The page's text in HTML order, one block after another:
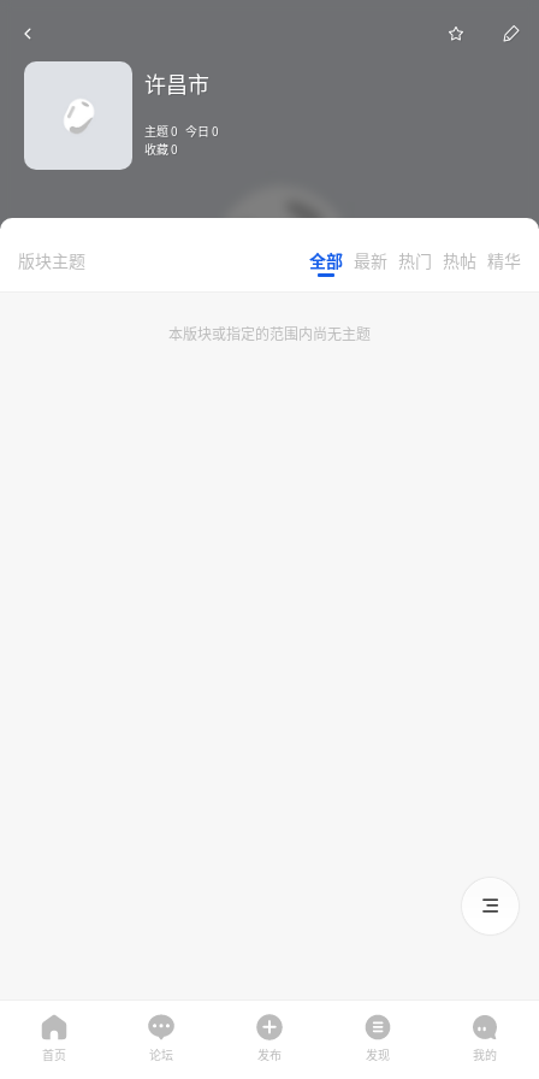
许昌市
主题 0 今日 0
收藏 0
版块主题 全部 最新 热门 热帖 精华
本版块或指定的范围内尚无主题
首页 论坛 发布 发现 我的